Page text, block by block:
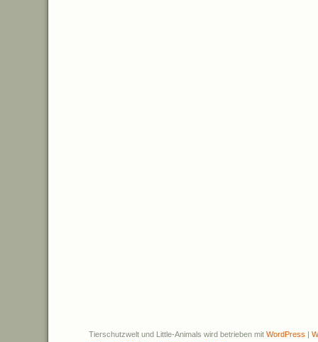
Tierschutzwelt und Little-Animals wird betrieben mit WordPress |